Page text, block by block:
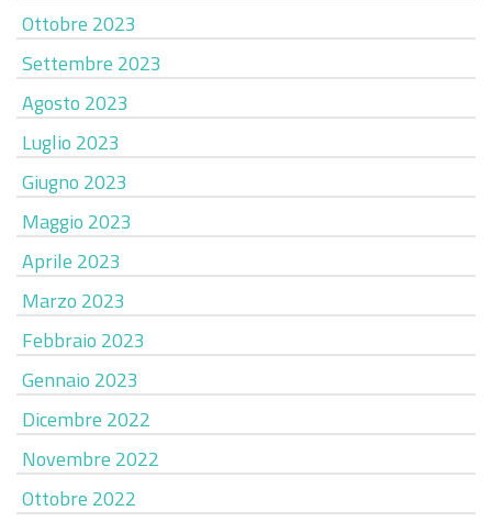
Ottobre 2023
Settembre 2023
Agosto 2023
Luglio 2023
Giugno 2023
Maggio 2023
Aprile 2023
Marzo 2023
Febbraio 2023
Gennaio 2023
Dicembre 2022
Novembre 2022
Ottobre 2022